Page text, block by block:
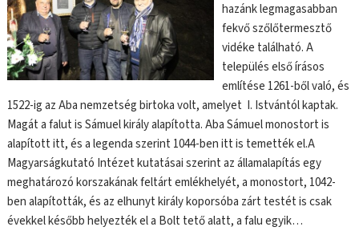
hazánk legmagasabban
fekvő szőlőtermesztő
vidéke található. A
település első írásos
említése 1261-ből való, és
1522-ig az Aba nemzetség birtoka volt, amelyet I. Istvántól kaptak.
Magát a falut is Sámuel király alapította. Aba Sámuel monostort is
alapított itt, és a legenda szerint 1044-ben itt is temették el.A
Magyarságkutató Intézet kutatásai szerint az államalapítás egy
meghatározó korszakának feltárt emlékhelyét, a monostort, 1042-
ben alapították, és az elhunyt király koporsóba zárt testét is csak
évekkel később helyezték el a Bolt tető alatt, a falu egyik…